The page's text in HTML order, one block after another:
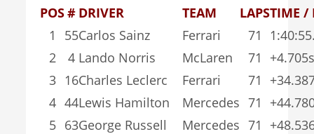
POS# DRIVER TEAM LAPSTIME /
1
55Carlos Sainz Ferrari 71
2
4 Lando Norris McLaren 71
3 16Charles Leclerc Ferrari 71
4 44Lewis Hamilton Mercedes 71
5 63George Russell Mercedes 71